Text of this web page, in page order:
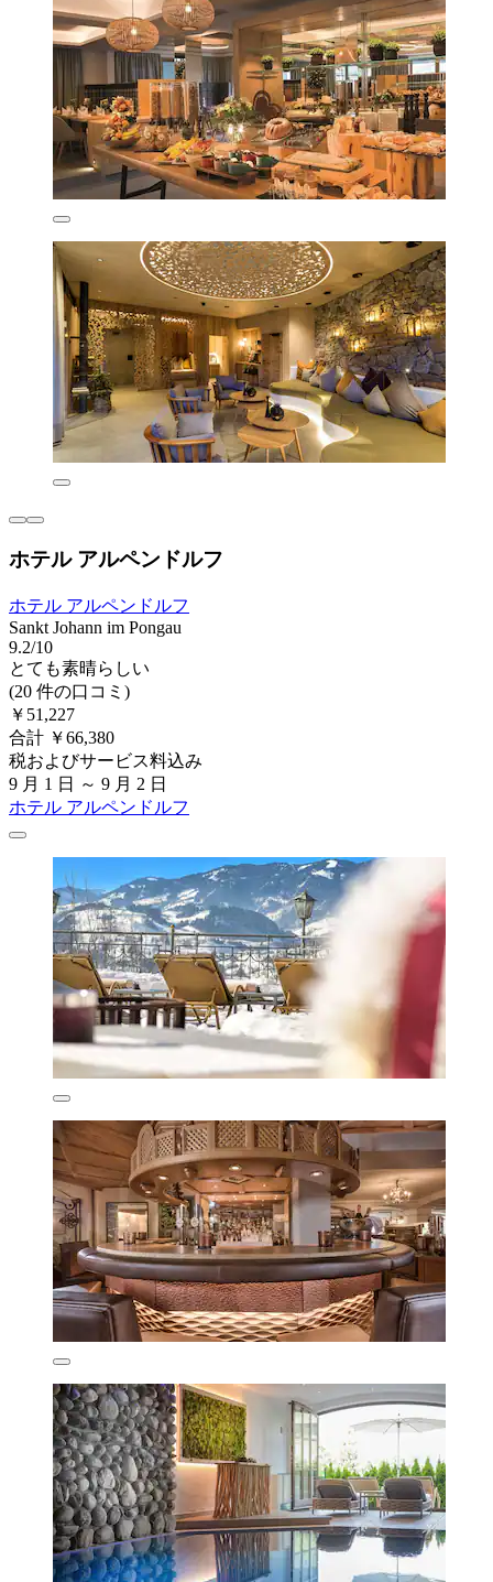
ホテル アルペンドルフ
ホテル アルペンドルフ
Sankt Johann im Pongau
9.2/10
とても素晴らしい
(20 件の口コミ)
￥51,227
合計 ￥66,380
税およびサービス料込み
9 月 1 日 ～ 9 月 2 日
ホテル アルペンドルフ